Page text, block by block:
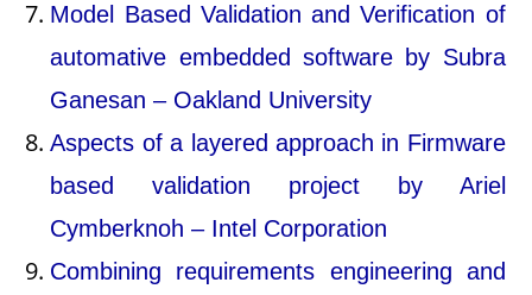
Model Based Validation and Verification of
automative embedded software by Subra
Ganesan – Oakland University
Aspects of a layered approach in Firmware
based validation project by Ariel
Cymberknoh – Intel Corporation
Combining requirements engineering and